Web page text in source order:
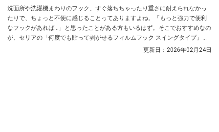
洗面所や洗濯機まわりのフック、すぐ落ちちゃったり重さに耐えられなかっ
たりで、ちょっと不便に感じることってありますよね。「もっと強力で便利
なフックがあれば…」と思ったことがある方もいるはず。そこでおすすめなの
が、セリアの「何度でも貼って剥がせるフィルムフック スイングタイプ」。
「shino」さんも紹介しているアイテムで、洗面所やランドリーの浮かせる収
更新日： 2026年02月24日